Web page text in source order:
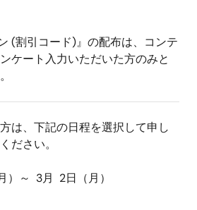
(割引コード)』の配布は、コンテ
ケート入力いただいた方のみと
は、下記の日程を選択して申し
ださい。
）～ 3月 2日（月）